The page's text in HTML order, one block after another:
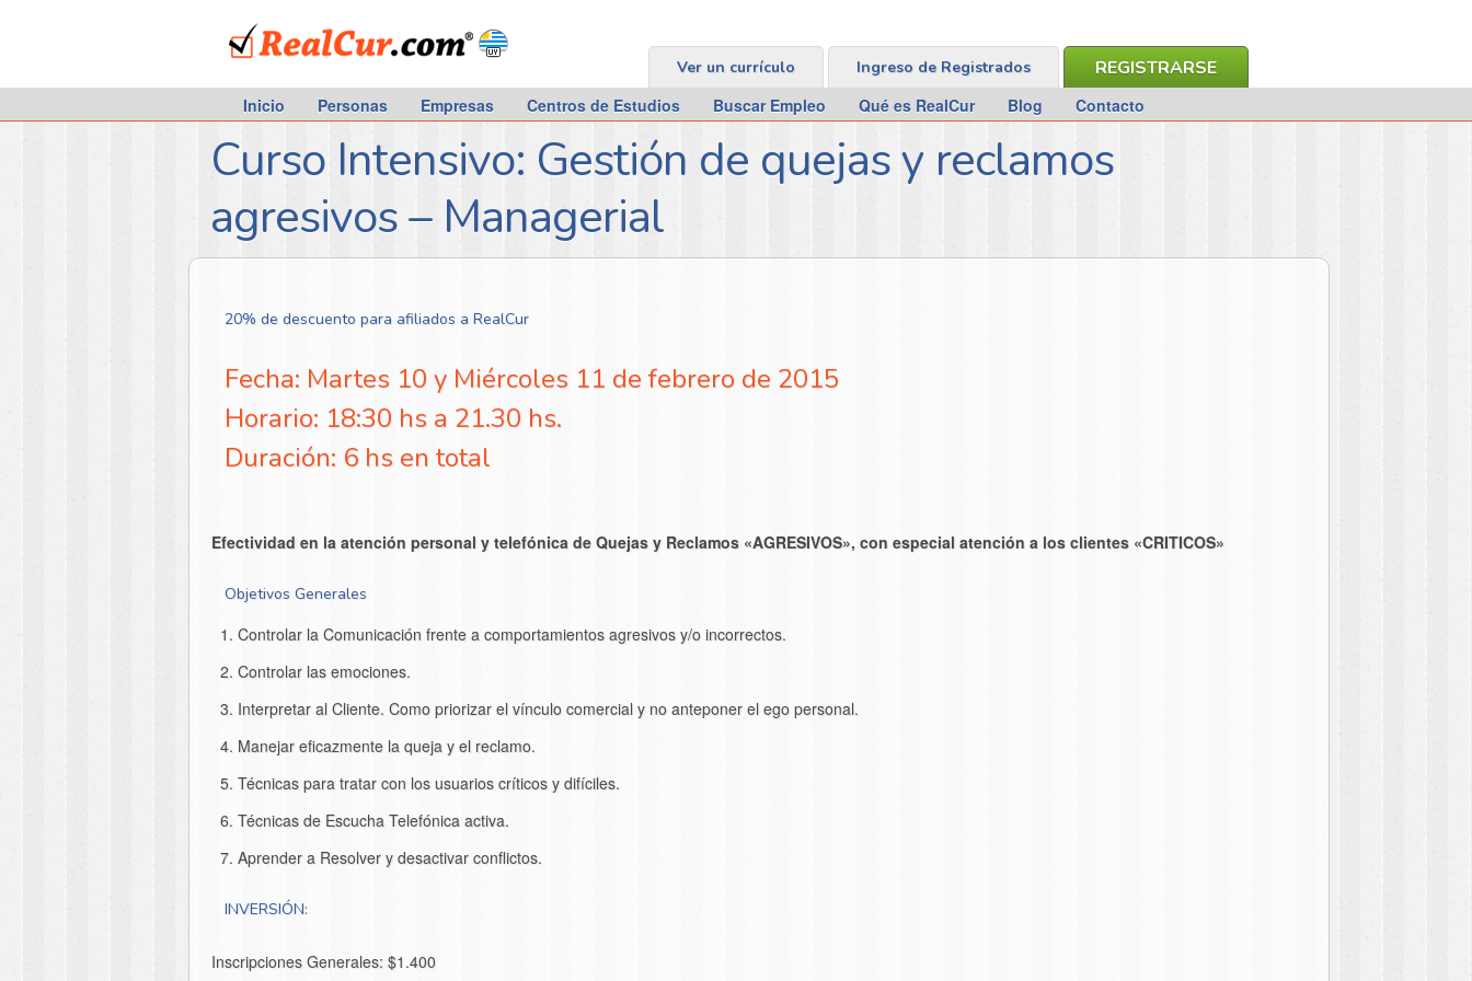
RealCur.com
REGISTRARSE
Ingreso de Registrados
Ver un currículo
Inicio Personas Empresas Centros de Estudios Buscar Empleo Qué es RealCur Blog Contacto
Curso Intensivo: Gestión de quejas y reclamos
agresivos – Managerial
20% de descuento para afiliados a RealCur
Fecha: Martes 10 y Miércoles 11 de febrero de 2015
Horario: 18:30 hs a 21.30 hs.
Duración: 6 hs en total
Efectividad en la atención personal y telefónica de Quejas y Reclamos «AGRESIVOS», con especial atención a los clientes «CRITICOS»
Objetivos Generales
Controlar la Comunicación frente a comportamientos agresivos y/o incorrectos.
Controlar las emociones.
Interpretar al Cliente. Como priorizar el vínculo comercial y no anteponer el ego personal.
Manejar eficazmente la queja y el reclamo.
Técnicas para tratar con los usuarios críticos y difíciles.
Técnicas de Escucha Telefónica activa.
Aprender a Resolver y desactivar conflictos.
INVERSIÓN:
Inscripciones Generales: $1.400